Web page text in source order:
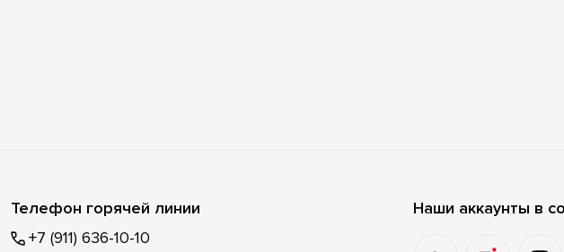
Телефон горячей линии
+7 (911) 636-10-10
Наши аккаунты в